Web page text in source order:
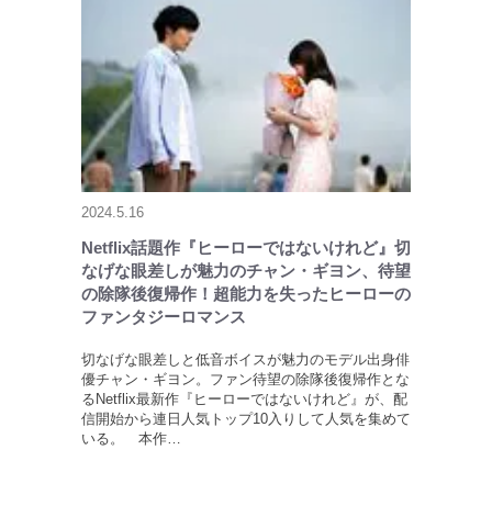
2024.5.16
Netflix話題作『ヒーローではないけれど』切
なげな眼差しが魅力のチャン・ギヨン、待望
の除隊後復帰作！超能力を失ったヒーローの
ファンタジーロマンス
切なげな眼差しと低音ボイスが魅力のモデル出身俳
優チャン・ギヨン。ファン待望の除隊後復帰作とな
るNetflix最新作『ヒーローではないけれど』が、配
信開始から連日人気トップ10入りして人気を集めて
いる。 本作…